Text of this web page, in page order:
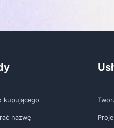
kupującego
nazwę